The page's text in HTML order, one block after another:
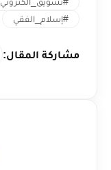
#إسلام_الفقي
مشاركة المقال: